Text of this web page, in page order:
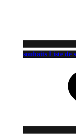
souhaits Liste de